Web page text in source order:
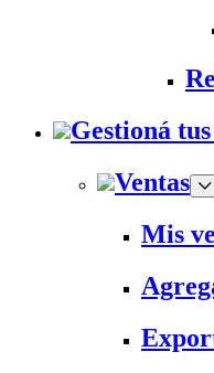
Gestioná
Ventas
Mis